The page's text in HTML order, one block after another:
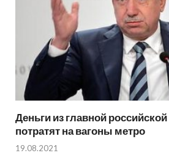
Деньги из главной
потратят на вагоны метро
19.08.2021